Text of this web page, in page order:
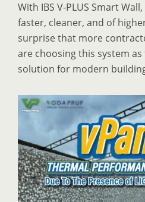
With IBS V-PLUS Smart
faster, cleaner, and of
surprise that more
are choosing this system
solution for modern